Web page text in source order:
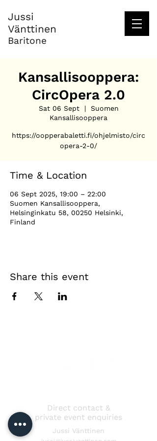
Jussi
Vänttinen
Baritone
Kansallisooppera:
CircOpera 2.0
Sat 06 Sept
  |
Suomen
Kansallisooppera
https://oopperabaletti.fi/ohjelmisto/circ
Time & Location
06 Sept 2025, 19:00 – 22:00
Suomen Kansallisooppera,
Helsinginkatu 58, 00250 Helsinki,
Finland
Share this event
Direct contact &
private event enquiries
Jussi Vänttinen